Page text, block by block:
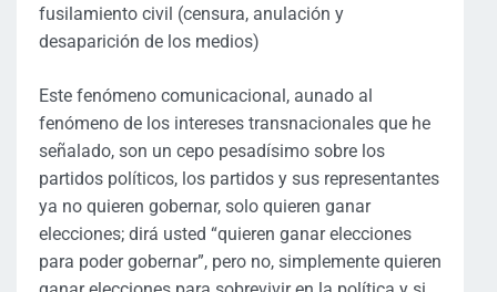
fusilamiento civil (censura, anulación y
desaparición de los medios)
Este fenómeno comunicacional, aunado al
fenómeno de los intereses transnacionales que he
señalado, son un cepo pesadísimo sobre los
partidos políticos, los partidos y sus representantes
ya no quieren gobernar, solo quieren ganar
elecciones; dirá usted “quieren ganar elecciones
para poder gobernar”, pero no, simplemente quieren